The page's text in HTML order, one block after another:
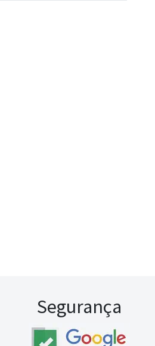
Segurança